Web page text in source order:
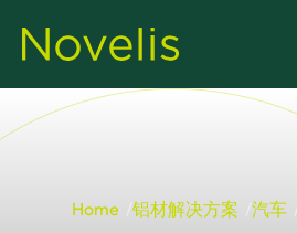
Home 铝材解决方案 汽车